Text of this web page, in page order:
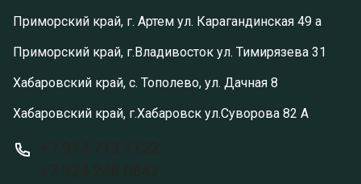
Приморский край, г. Артем ул. Карагандинская 49 а
Приморский край, г.Владивосток ул. Тимирязева 31
Хабаровский край, с. Тополево, ул. Дачная 8
Хабаровский край, г.Хабаровск ул.Суворова 82 А